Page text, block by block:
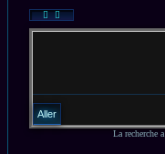
La recherche